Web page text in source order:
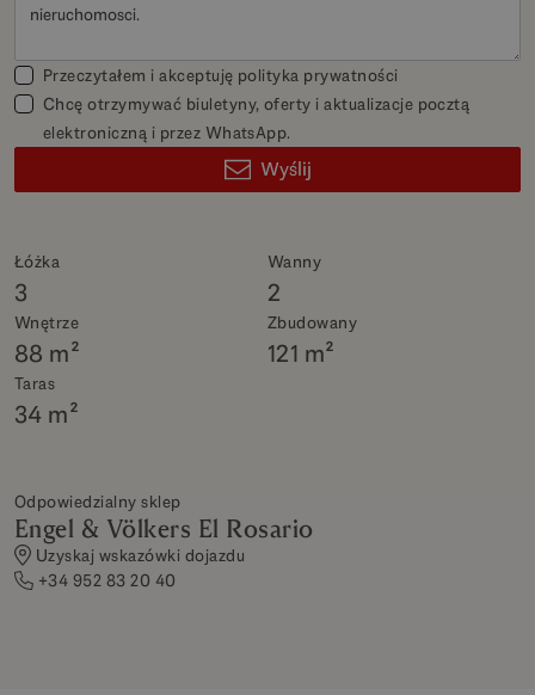
Łóżka
3
Wanny
2
Wnętrze
88 m²
Zbudowany
121 m²
Taras
34 m²
Odpowiedzialny sklep
Engel & Völkers El Rosario
Uzyskaj wskazówki dojazdu
+34 952 83 20 40
Przeczytałem i akceptuję polityka prywatności
Chcę otrzymywać biuletyny, oferty i aktualizacje pocztą
elektroniczną i przez WhatsApp.
Wyślij